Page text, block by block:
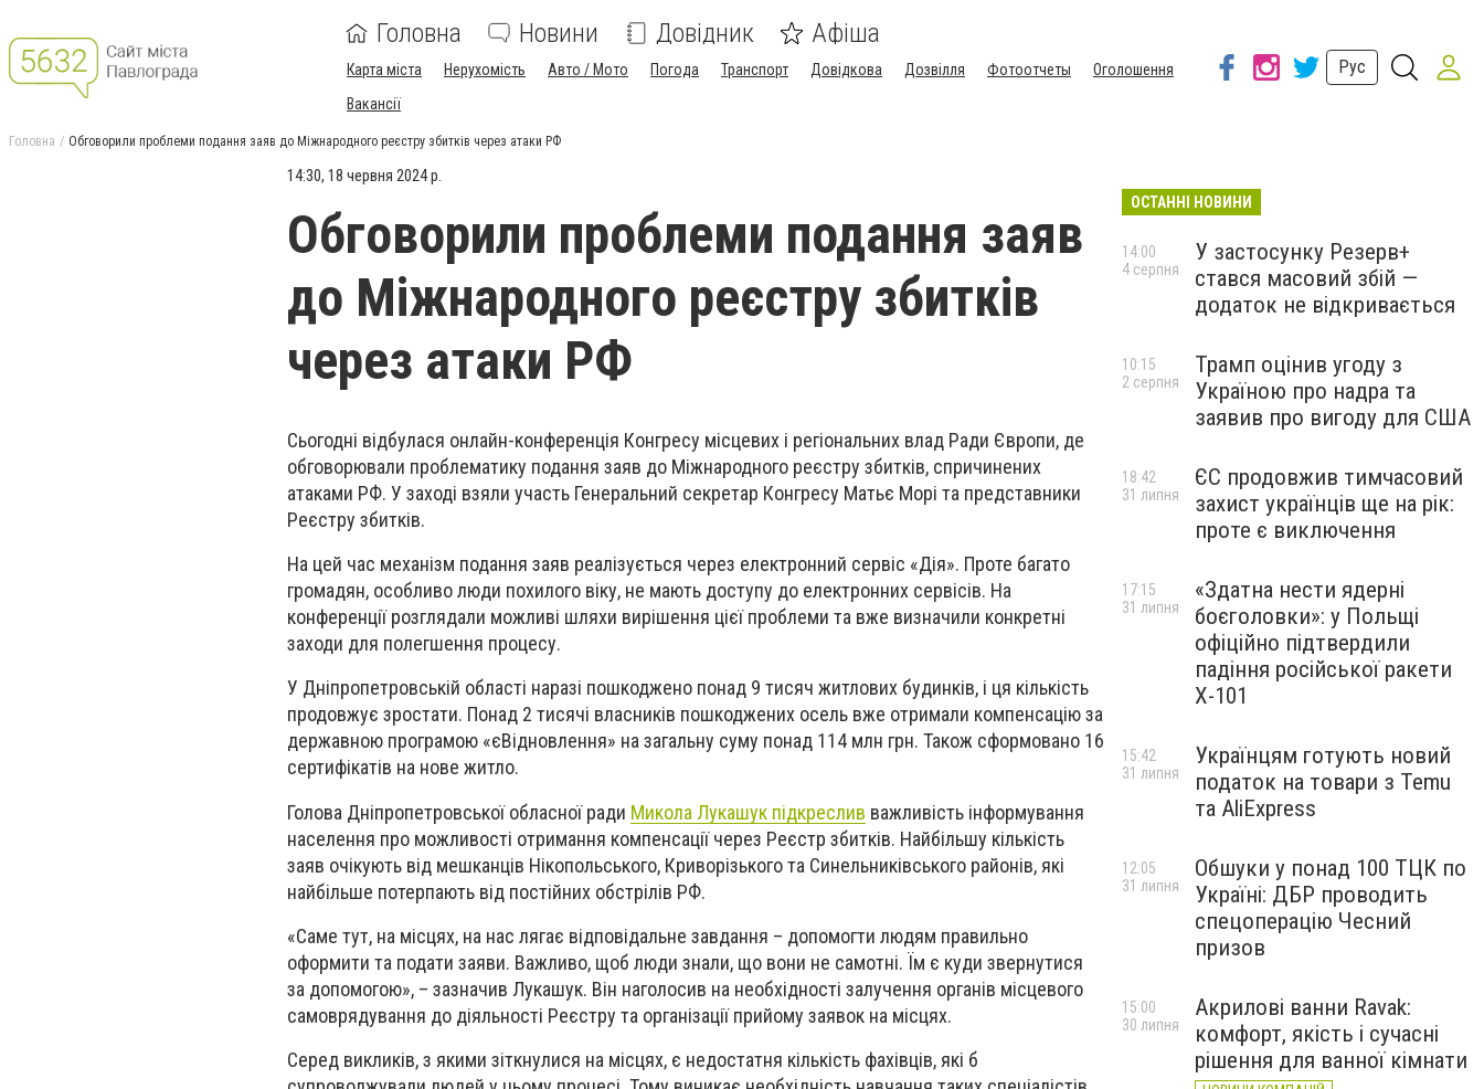
Головна Новини Довідник Афіша
Карта міста Нерухомість Авто / Мото Погода Транспорт Довідкова Дозвілля Фотоотчеты
Оголошення
Вакансії
Рус
Головна Обговорили проблеми подання заяв до Міжнародного реєстру збитків через атаки РФ
14:30, 18 червня 2024 р.
Обговорили проблеми подання заяв
до Міжнародного реєстру збитків
через атаки РФ
Сьогодні відбулася онлайн-конференція Конгресу місцевих і регіональних влад Ради Європи, де
обговорювали проблематику подання заяв до Міжнародного реєстру збитків, спричинених
атаками РФ. У заході взяли участь Генеральний секретар Конгресу Матьє Морі та представники
Реєстру збитків.
На цей час механізм подання заяв реалізується через електронний сервіс «Дія». Проте багато
громадян, особливо люди похилого віку, не мають доступу до електронних сервісів. На
конференції розглядали можливі шляхи вирішення цієї проблеми та вже визначили конкретні
заходи для полегшення процесу.
У Дніпропетровській області наразі пошкоджено понад 9 тисяч житлових будинків, і ця кількість
продовжує зростати. Понад 2 тисячі власників пошкоджених осель вже отримали компенсацію за
державною програмою «єВідновлення» на загальну суму понад 114 млн грн. Також сформовано 16
сертифікатів на нове житло.
Голова Дніпропетровської обласної ради Микола Лукашук підкреслив важливість інформування
населення про можливості отримання компенсації через Реєстр збитків. Найбільшу кількість
заяв очікують від мешканців Нікопольського, Криворізького та Синельниківського районів, які
найбільше потерпають від постійних обстрілів РФ.
«Саме тут, на місцях, на нас лягає відповідальне завдання – допомогти людям правильно
оформити та подати заяви. Важливо, щоб люди знали, що вони не самотні. Їм є куди звернутися
за допомогою», – зазначив Лукашук. Він наголосив на необхідності залучення органів місцевого
самоврядування до діяльності Реєстру та організації прийому заявок на місцях.
Серед викликів, з якими зіткнулися на місцях, є недостатня кількість фахівців, які б
ОСТАННІ НОВИНИ
У застосунку Резерв+
стався масовий збій —
додаток не відкривається
14:00
4 серпня
Трамп оцінив угоду з
Україною про надра та
заявив про вигоду для США
10:15
2 серпня
ЄС продовжив тимчасовий
захист українців ще на рік:
проте є виключення
18:42
31 липня
«Здатна нести ядерні
боєголовки»: у Польщі
офіційно підтвердили
падіння російської ракети
Х-101
17:15
31 липня
Українцям готують новий
податок на товари з Temu
та AliExpress
15:42
31 липня
Обшуки у понад 100 ТЦК по
Україні: ДБР проводить
спецоперацію Чесний
призов
12:05
31 липня
Акрилові ванни Ravak:
комфорт, якість і сучасні
рішення для ванної кімнати
15:00
30 липня